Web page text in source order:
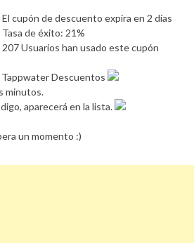
El cupón de descuento expira en 2 días
Tasa de éxito: 21%
207 Usuarios han usado este cupón
Descuentos
minutos.
aparecerá en la lista.
un momento :)